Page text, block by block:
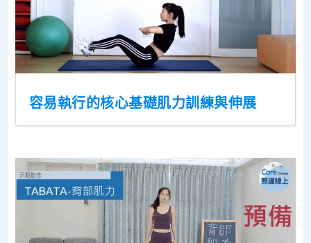
容易執行的核心基礎肌力訓練與伸展